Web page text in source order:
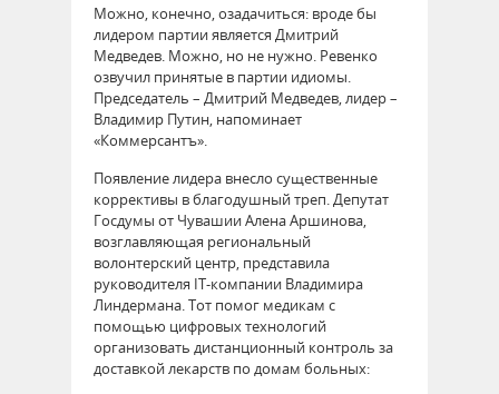
Можно, конечно, озадачиться: вроде бы
лидером партии является Дмитрий
Медведев. Можно, но не нужно. Ревенко
озвучил принятые в партии идиомы.
Председатель – Дмитрий Медведев, лидер –
Владимир Путин, напоминает
«Коммерсантъ».
Появление лидера внесло существенные
коррективы в благодушный треп. Депутат
Госдумы от Чувашии Алена Аршинова,
возглавляющая региональный
волонтерский центр, представила
руководителя IT-компании Владимира
Линдермана. Тот помог медикам с
помощью цифровых технологий
организовать дистанционный контроль за
доставкой лекарств по домам больных: